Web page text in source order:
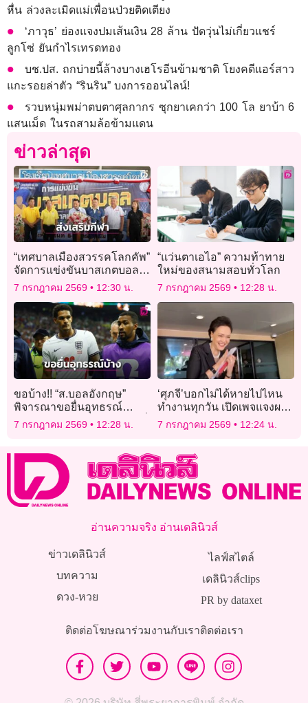
หื่น ล่วงละเมิดแม่เพื่อนป่วยติดเตียง
‘ภาวุธ’ ย่องแจงปมเส้นเงิน 28 ล้าน ปัดวุ่นไม่เกี่ยวแชร์
ลูกโซ่ ยันกำไรเทรดทอง
บช.ปส. ถกบ่ายนี้ล้างบางเฮโรอีนข้ามชาติ โยงคดีแอร์สาว
แกะรอยล่าตัว “รินริน” บงการออนไลน์!
รวบหนุ่มพม่าตบตาศุลกากร ซุกยาเคกว่า 100 โล ยาบ้า 6
แสนเม็ด ในรถสามล้อข้ามแดน
ข่าวล่าสุด
“เทศบาลเมืองสวรรคโลกคัพ”
จัดการแข่งขันบาสเกตบอล
ชุมชนสู่กีฬายัดห่วง
7 กรกฎาคม 2569 12:30 น.
“แว่นตาเอไอ” ความท้าทาย
ใหม่ของสนามสอบทั่วโลก
7 กรกฎาคม 2569 12:28 น.
ขอบ้าง!! “ส.บอลอังกฤษ”
พิจารณาขอยื่นอุทธรณ์
ใบแดง “ควอนซาห์” เหมือนที่
“สหรัฐ” ทำ
7 กรกฎาคม 2569 12:28 น.
‘ศุภจี’บอกไม่ได้หายไปไหน
ทำงานทุกวัน เปิดเพจแจงผล
งาน หลังโลก’โซเชียล’ถาม
7 กรกฎาคม 2569 12:24 น.
อ่านความจริง อ่านเดลินิวส์
ข่าวเดลินิวส์
บทความ
ดวง-หวย
ไลฟ์สไตล์
เดลินิวส์clips
PR by dataxet
ติดต่อโฆษณาร่วมงานกับเราติดต่อเรา